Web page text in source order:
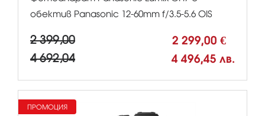
обектив Panasonic 12-60mm f/3.5-5.6 OIS
2 399,00 2 299,00 €
4 692,04 4 496,45 лв.
ПРОМОЦИЯ